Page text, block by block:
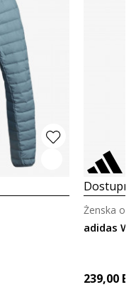
adidas W
Ženska
239,00